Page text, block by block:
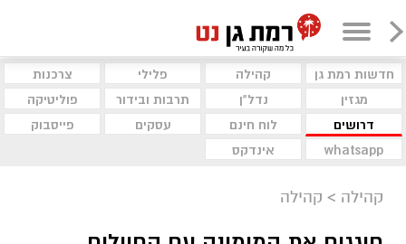
חדשות רמת גן קהילה פלילי
צרכנות
מגזין
נדל"ן תרבות ובידור
פוליטיקה
דרושים
לוח חינם עסקים
פייסבוק
whatsapp
אינדקס
קהילה > קהילה